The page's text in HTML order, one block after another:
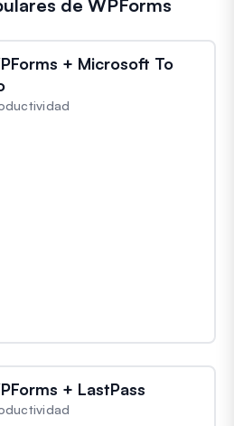
de WPForms
+ Microsoft To
+ LastPass